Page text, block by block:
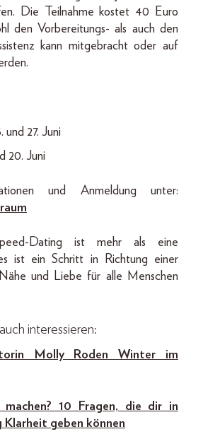
Die Teilnahme kostet 40 Euro
den Vorbereitungs- als auch den
kann mitgebracht oder auf
und 27. Juni
20. Juni
und Anmeldung unter:
Dating ist mehr als eine
ist ein Schritt in Richtung einer
und Liebe für alle Menschen
interessieren:
Molly Roden Winter im
machen? 10 Fragen, die dir in
Klarheit geben können